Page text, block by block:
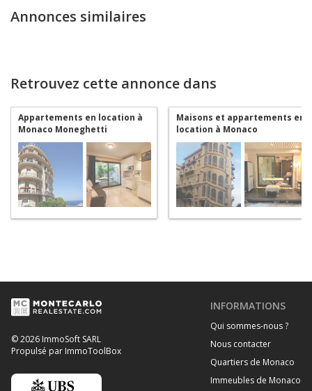
Annonces similaires
Retrouvez cette annonce dans
Appartements en location à
Monaco Moneghetti
Maisons et appartements en
location à Monaco
Moneghetti
© 2026 ImmoSoft SARL
Propulsé par ImmoToolBox
INFORMATIONS
Qui sommes-nous ?
Nous contacter
Quartiers de Monaco
Immeubles de Monaco